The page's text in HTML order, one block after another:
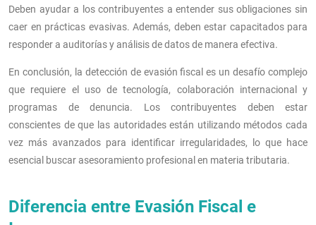
Deben ayudar a los contribuyentes a entender sus obligaciones sin
caer en prácticas evasivas. Además, deben estar capacitados para
responder a auditorías y análisis de datos de manera efectiva.
En conclusión, la detección de evasión fiscal es un desafío complejo
que requiere el uso de tecnología, colaboración internacional y
programas de denuncia. Los contribuyentes deben estar
conscientes de que las autoridades están utilizando métodos cada
vez más avanzados para identificar irregularidades, lo que hace
esencial buscar asesoramiento profesional en materia tributaria.
Diferencia entre Evasión Fiscal e